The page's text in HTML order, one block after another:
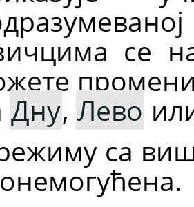
се
Дну, Лево
са
онемогућена.